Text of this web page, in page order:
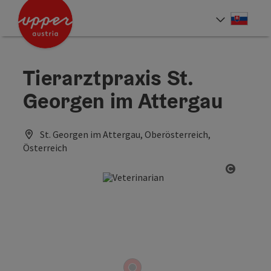
Accesskey
Accesskey
Tierarztpraxis St.
Georgen im Attergau
St. Georgen im Attergau, Oberösterreich,
Österreich